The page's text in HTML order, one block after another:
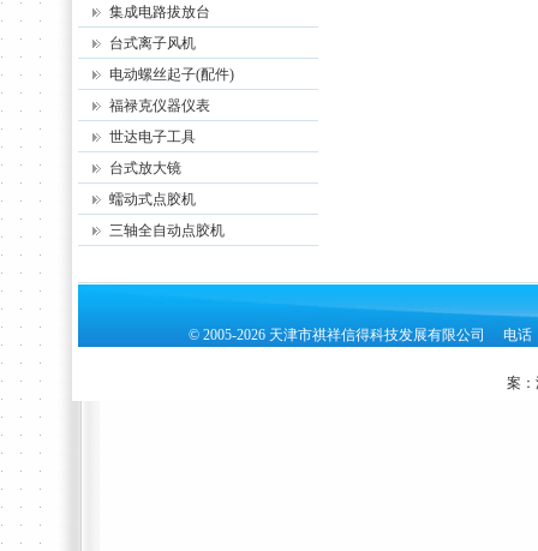
集成电路拔放台
台式离子风机
电动螺丝起子(配件)
福禄克仪器仪表
世达电子工具
台式放大镜
蠕动式点胶机
三轴全自动点胶机
© 2005-2026 天津市祺祥信得科技发展有限公司 电话
案：